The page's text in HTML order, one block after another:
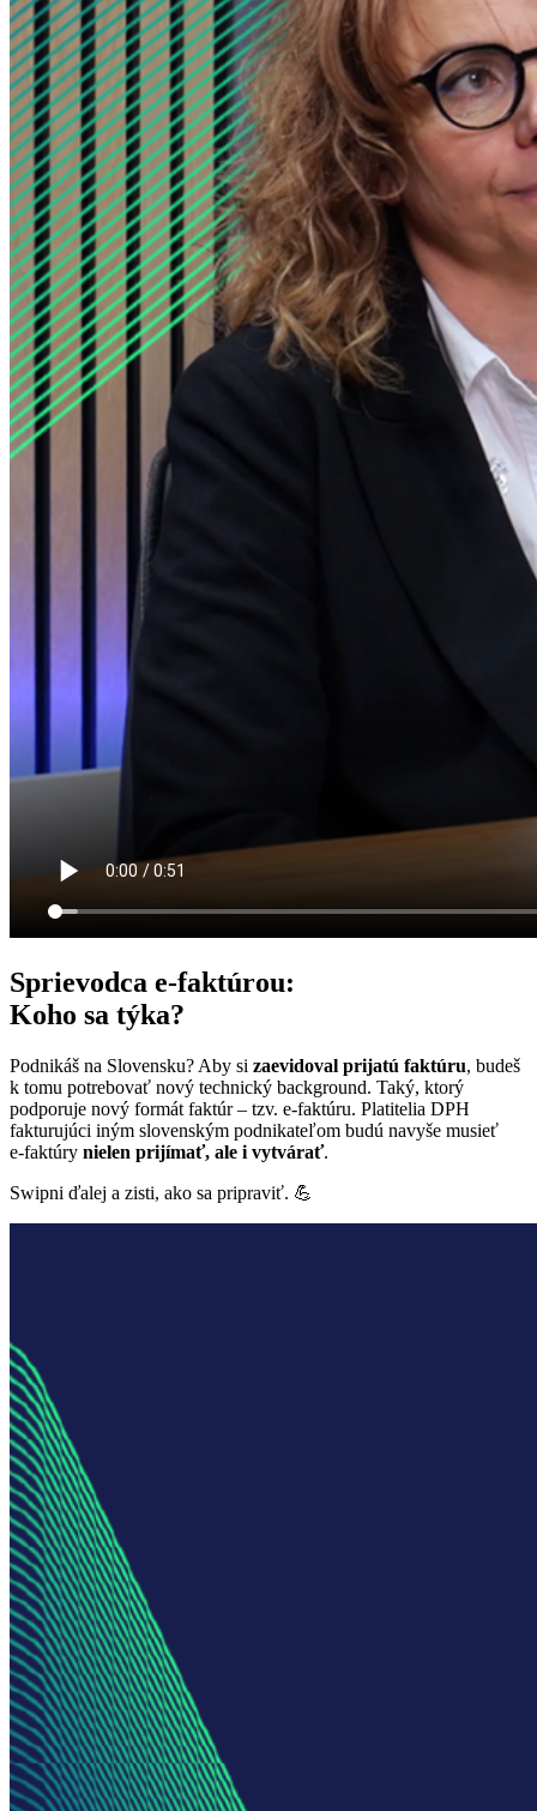
Sprievodca e-faktúrou:
Koho sa týka?
Podnikáš na Slovensku? Aby si zaevidoval prijatú faktúru, budeš
k tomu potrebovať nový technický background. Taký, ktorý
podporuje nový formát faktúr – tzv. e‑faktúru. Platitelia DPH
fakturujúci iným slovenským podnikateľom budú navyše musieť
e‑faktúry nielen prijímať, ale i vytvárať.
Swipni ďalej a zisti, ako sa pripraviť. 💪